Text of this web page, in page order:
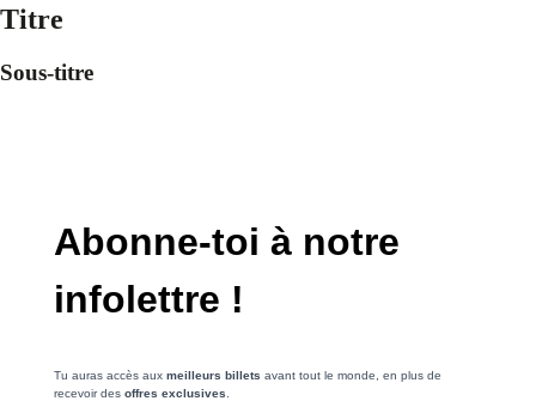
Titre
Sous-titre